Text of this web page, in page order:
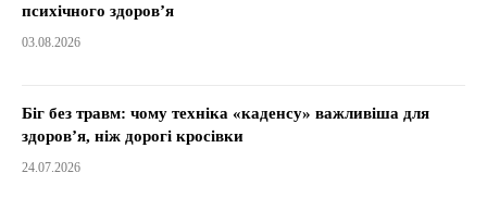
психічного здоров’я
03.08.2026
Біг без травм: чому техніка «каденсу» важливіша для
здоров’я, ніж дорогі кросівки
24.07.2026